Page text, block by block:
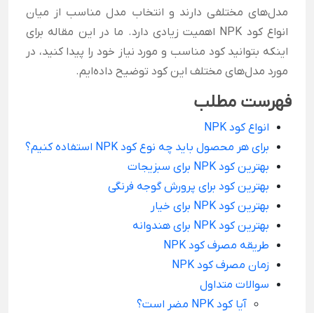
مدل‌های مختلفی دارند و انتخاب مدل مناسب از میان
انواع کود NPK اهمیت زیادی دارد. ما در این مقاله برای
اینکه بتوانید کود مناسب و مورد نیاز خود را پیدا کنید، در
مورد مدل‌های مختلف این کود توضیح داده‌ایم.
فهرست مطلب
انواع کود NPK
برای هر محصول باید چه نوع کود NPK استفاده کنیم؟
بهترین کود NPK برای سبزیجات
بهترین کود برای پرورش گوجه فرنگی
بهترین کود NPK برای خیار
بهترین کود NPK برای هندوانه
طریقه مصرف کود NPK
زمان مصرف کود NPK
سوالات متداول
آیا کود NPK مضر است؟